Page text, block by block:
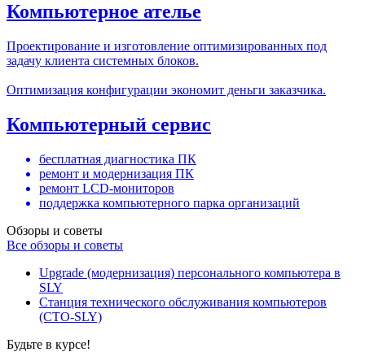
Компьютерное ателье
Проектирование и изготовление оптимизированных под
задачу клиента системных блоков.
Оптимизация конфигурации экономит деньги заказчика.
Компьютерный сервис
бесплатная диагностика ПК
ремонт и модернизация ПК
ремонт LCD-мониторов
поддержка компьютерного парка организаций
Обзоры и советы
Все обзоры и советы
Upgrade (модернизация) персонального компьютера в
SLY
Станция технического обслуживания компьютеров
(СТО-SLY)
Будьте в курсе!